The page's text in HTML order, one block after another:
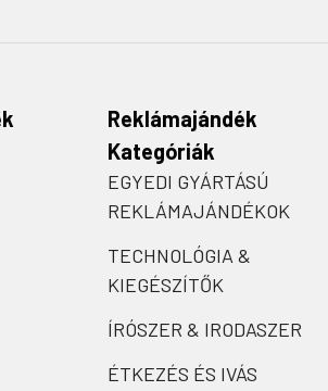
Reklámajándék
Kategóriák
EGYEDI GYÁRTÁSÚ
REKLÁMAJÁNDÉKOK
TECHNOLÓGIA &
KIEGÉSZÍTŐK
ÍRÓSZER & IRODASZER
ÉTKEZÉS ÉS IVÁS